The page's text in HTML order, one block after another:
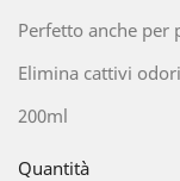
Perfetto anche per
Elimina cattivi
200ml
Quantità